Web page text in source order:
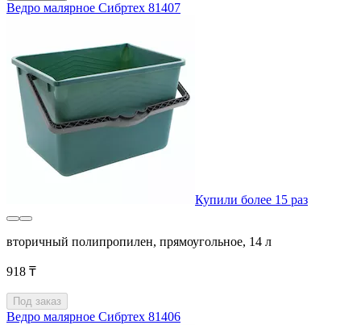
Ведро малярное Сибртех 81407
Купили более 15 раз
вторичный полипропилен, прямоугольное, 14 л
918 ₸
Под заказ
Ведро малярное Сибртех 81406